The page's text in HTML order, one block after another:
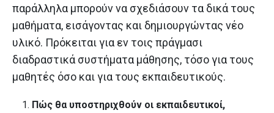
παράλληλα μπορούν να σχεδιάσουν τα δικά τους
μαθήματα, εισάγοντας και δημιουργώντας νέο
υλικό. Πρόκειται για εν τοις πράγμασι
διαδραστικά συστήματα μάθησης, τόσο για τους
μαθητές όσο και για τους εκπαιδευτικούς.
Πώς θα υποστηριχθούν οι εκπαιδευτικοί,